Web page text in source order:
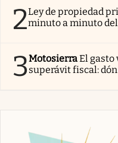
2Ley de propiedad
minuto a minuto
3MotosierraEl gasto
superávit fiscal: